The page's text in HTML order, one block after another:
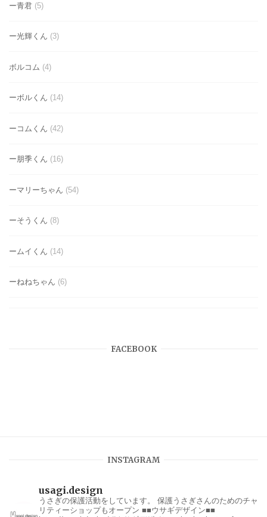
ー青君 (5)
ー光輝くん (3)
ボルコム (4)
ーボルくん (14)
ーコムくん (42)
ー朋季くん (16)
ーマリーちゃん (54)
ーそうくん (8)
ームイくん (14)
ーねねちゃん (6)
FACEBOOK
INSTAGRAM
usagi.design
うさぎの保護活動をしています。
保護うさぎさんのためのチャ
リティーショップもオープン ■■ウサギデザイン■■